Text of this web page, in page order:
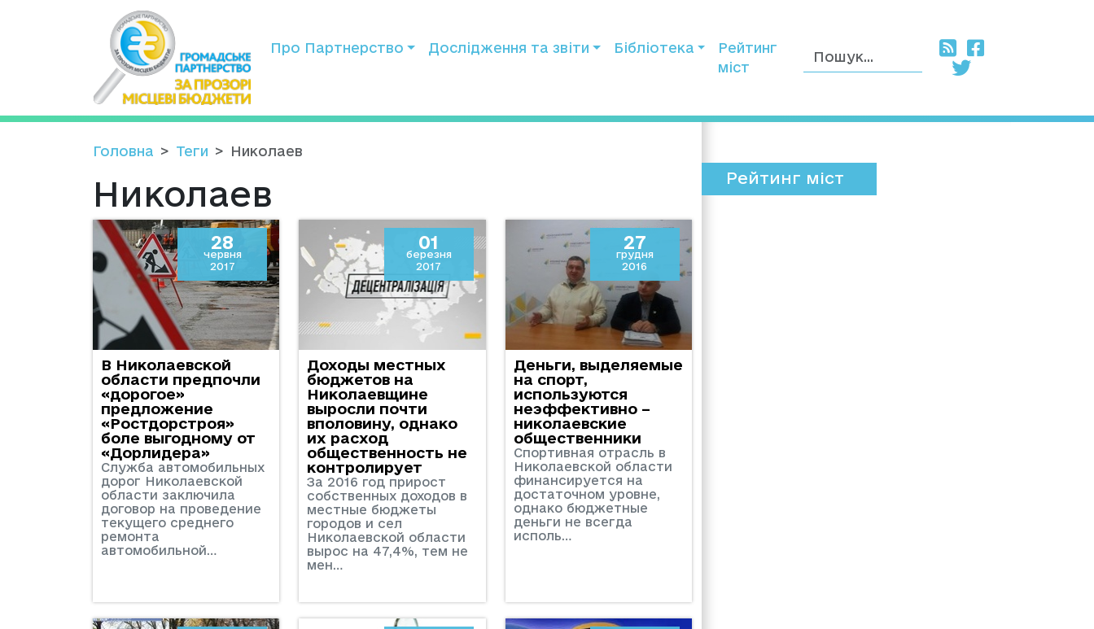
Про Партнерство Дослідження та звіти Бібліотека
Рейтинг
міст
Головна Теги Николаев
Николаев
28
червня
2017
В Николаевской
области предпочли
«дорогое»
предложение
«Ростдорстроя»
боле выгодному от
«Дорлидера»
Служба автомобильных
дорог Николаевской
области заключила
договор на проведение
текущего среднего
ремонта
автомобильной…
01
березня
2017
Доходы местных
бюджетов на
Николаевщине
выросли почти
вполовину, однако
их расход
общественность не
контролирует
За 2016 год прирост
собственных доходов в
местные бюджеты
городов и сел
Николаевской области
вырос на 47,4%, тем не
мен…
27
грудня
2016
Деньги, выделяемые
на спорт,
используются
неэффективно –
николаевские
общественники
Спортивная отрасль в
Николаевской области
финансируется на
достаточном уровне,
однако бюджетные
деньги не всегда
исполь…
Рейтинг міст